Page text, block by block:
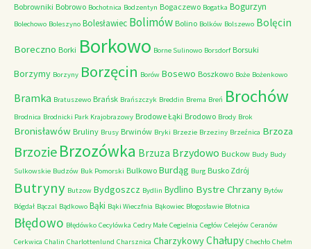
Bobrowniki Bobrowo Bochotnica Bodzentyn Bogaczewo Bogatka Bogurzyn
Bolechowo Boleszyno Bolesławiec Bolimów Bolino Bolków Bolszewo Bolęcin
Boreczno Borki Borkowo Borne Sulinowo Borsdorf Borsuki
Borzymy Borzyny Borzęcin Borów Bosewo Boszkowo Boże Bożenkowo
Bramka Bratuszewo Brańsk Brańszczyk Breddin Brema Breń Brochów
Brodnica Brodnicki Park Krajobrazowy Brodowe Łąki Brodowo Brody Brok
Bronisławów Bruliny Brusy Brwinów Bryki Brzezie Brzeziny Brzeźnica Brzoza
Brzozie Brzozówka Brzuza Brzydowo Buckow Budy Budy
Sulkowskie Budzów Buk Pomorski Bulkowo Burdąg Burg Busko Zdrój
Butryny Butzow Bydgoszcz Bydlin Bydlino Bystre Chrzany Bytów
Bógdał Bączal Bądkowo Bąki Bąki Wieczfnia Bąkowiec Błogosławie Błotnica
Błędowo Błędówko Cecylówka Cedry Małe Cegielnia Cegłów Celejów Ceranów
Cerkwica Chalin Charlottenlund Charsznica CharzykowyChałupy Chechło Chełm